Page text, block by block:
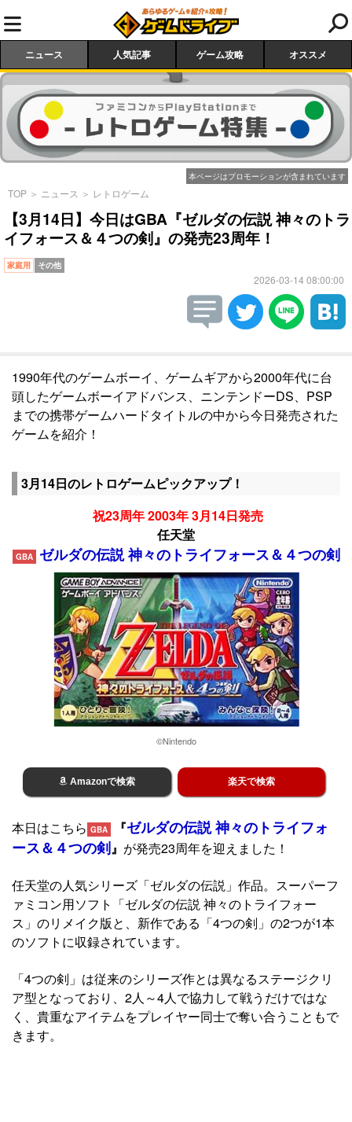
ニュース 人気記事 ゲーム攻略 オススメ
本ページはプロモーションが含まれています
TOP ＞ ニュース ＞ レトロゲーム
【3月14日】今日はGBA『ゼルダの伝説 神々のトラ
イフォース＆４つの剣』の発売23周年！
家庭用 その他
2026-03-14 08:00:00
1990年代のゲームボーイ、ゲームギアから2000年代に台
頭したゲームボーイアドバンス、ニンテンドーDS、PSP
までの携帯ゲームハードタイトルの中から今日発売された
ゲームを紹介！
3月14日のレトロゲームピックアップ！
祝23周年 2003年 3月14日発売
任天堂
GBA ゼルダの伝説 神々のトライフォース＆４つの剣
©Nintendo
Amazonで検索 楽天で検索
本日はこちら GBA 『ゼルダの伝説 神々のトライフォ
ース＆４つの剣』 が発売23周年を迎えました！
任天堂の人気シリーズ「ゼルダの伝説」作品。スーパーフ
ァミコン用ソフト「ゼルダの伝説 神々のトライフォー
ス」のリメイク版と、新作である「4つの剣」の2つが1本
のソフトに収録されています。
「4つの剣」は従来のシリーズ作とは異なるステージクリ
ア型となっており、2人～4人で協力して戦うだけではな
く、貴重なアイテムをプレイヤー同士で奪い合うこともで
きます。